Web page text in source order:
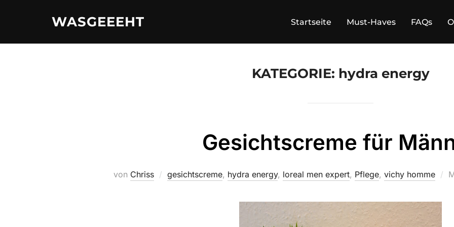
WASGEEEHT Startseite Must-Haves FAQs
KATEGORIE: hydra energy
Gesichtscreme für
von Chriss gesichtscreme, hydra energy, loreal men expert, Pflege, vichy homme